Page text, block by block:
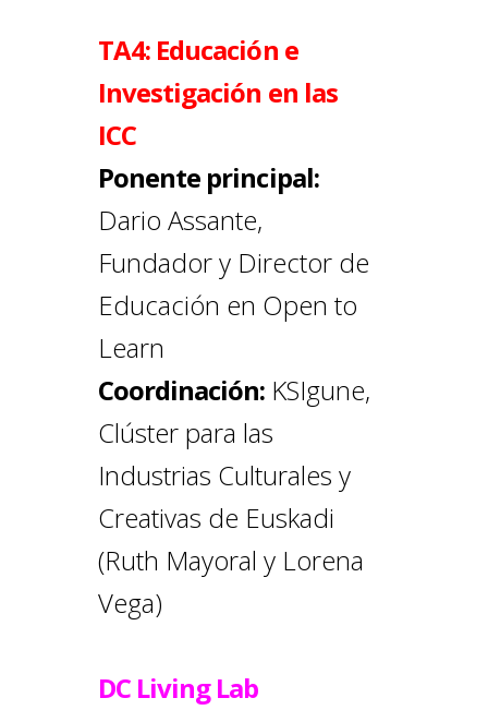
TA4: Educación e
Investigación en las
ICC
Ponente principal:
Dario Assante,
Fundador y Director de
Educación en Open to
Learn
Coordinación: KSIgune,
Clúster para las
Industrias Culturales y
Creativas de Euskadi
(Ruth Mayoral y Lorena
Vega)
DC Living Lab